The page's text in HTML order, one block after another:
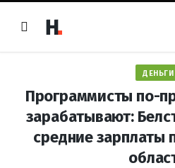
ДЕНЬГИ
Программисты по-
зарабатывают:
средние зарплаты